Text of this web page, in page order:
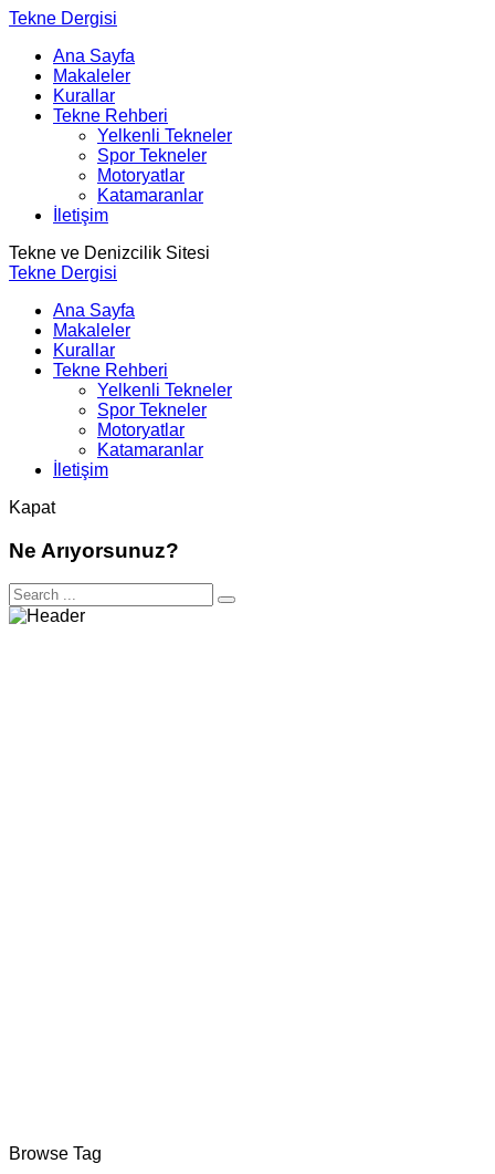
Tekne Dergisi
Ana Sayfa
Makaleler
Kurallar
Tekne Rehberi
Yelkenli Tekneler
Spor Tekneler
Motoryatlar
Katamaranlar
İletişim
Tekne ve Denizcilik Sitesi
Tekne Dergisi
Ana Sayfa
Makaleler
Kurallar
Tekne Rehberi
Yelkenli Tekneler
Spor Tekneler
Motoryatlar
Katamaranlar
İletişim
Kapat
Ne Arıyorsunuz?
Browse Tag